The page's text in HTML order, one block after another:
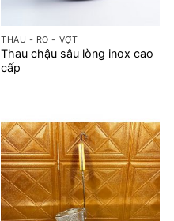
THAU - RỔ - VỢT
Thau chậu sâu lòng inox cao
cấp